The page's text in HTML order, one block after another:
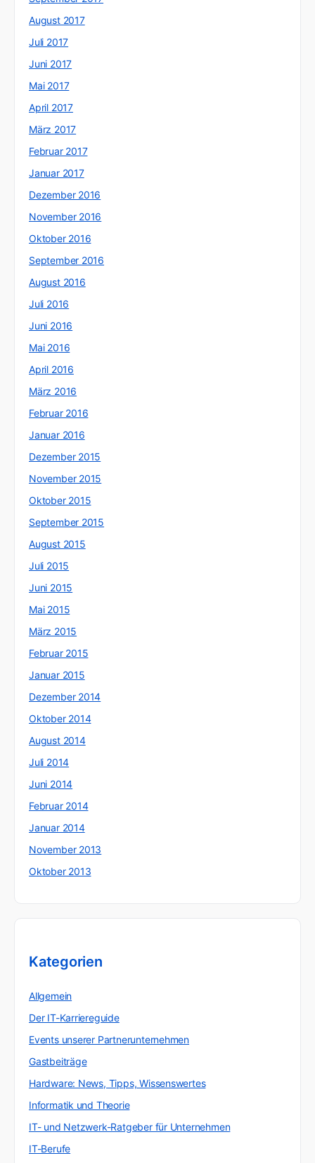
August 2017
Juli 2017
Juni 2017
Mai 2017
April 2017
März 2017
Februar 2017
Januar 2017
Dezember 2016
November 2016
Oktober 2016
September 2016
August 2016
Juli 2016
Juni 2016
Mai 2016
April 2016
März 2016
Februar 2016
Januar 2016
Dezember 2015
November 2015
Oktober 2015
September 2015
August 2015
Juli 2015
Juni 2015
Mai 2015
März 2015
Februar 2015
Januar 2015
Dezember 2014
Oktober 2014
August 2014
Juli 2014
Juni 2014
Februar 2014
Januar 2014
November 2013
Oktober 2013
Kategorien
Allgemein
Der IT-Karriereguide
Events unserer Partnerunternehmen
Gastbeiträge
Hardware: News, Tipps, Wissenswertes
Informatik und Theorie
IT- und Netzwerk-Ratgeber für Unternehmen
IT-Berufe